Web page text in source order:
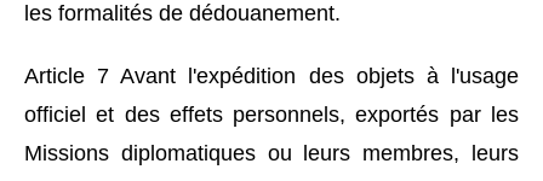
les formalités de dédouanement.
Article 7 Avant l'expédition des objets à l'usage
officiel et des effets personnels, exportés par les
Missions diplomatiques ou leurs membres, leurs